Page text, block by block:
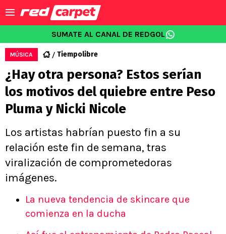
SUMATE AL CANAL DE REDGOL
MÚSICA Tiempolibre
¿Hay otra persona? Estos serían
los motivos del quiebre entre Peso
Pluma y Nicki Nicole
Los artistas habrían puesto fin a su
relación este fin de semana, tras
viralización de comprometedoras
imágenes.
La nueva tendencia de skincare que
comienza en la ducha